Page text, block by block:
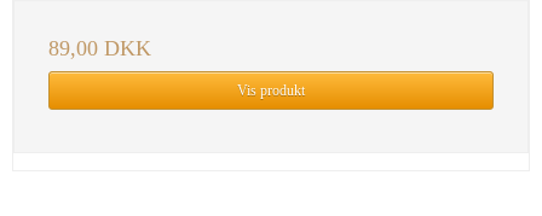
89,00 DKK
Vis produkt